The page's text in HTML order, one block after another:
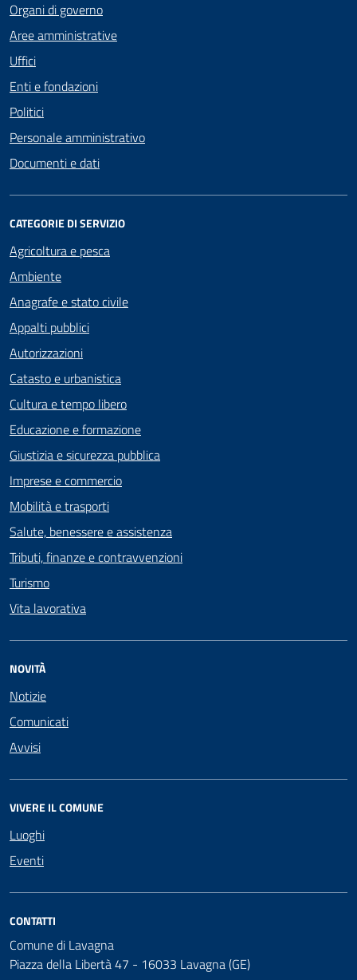
Organi di governo
Aree amministrative
Uffici
Enti e fondazioni
Politici
Personale amministrativo
Documenti e dati
CATEGORIE DI SERVIZIO
Agricoltura e pesca
Ambiente
Anagrafe e stato civile
Appalti pubblici
Autorizzazioni
Catasto e urbanistica
Cultura e tempo libero
Educazione e formazione
Giustizia e sicurezza pubblica
Imprese e commercio
Mobilità e trasporti
Salute, benessere e assistenza
Tributi, finanze e contravvenzioni
Turismo
Vita lavorativa
NOVITÀ
Notizie
Comunicati
Avvisi
VIVERE IL COMUNE
Luoghi
Eventi
CONTATTI
Comune di Lavagna
Piazza della Libertà 47 - 16033 Lavagna (GE)